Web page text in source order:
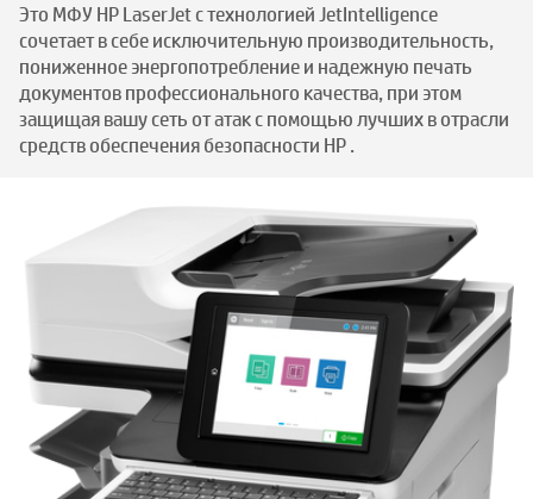
Это МФУ HP LaserJet с технологией JetIntelligence
сочетает в себе исключительную производительность,
пониженное энергопотребление и надежную печать
документов профессионального качества, при этом
защищая вашу сеть от атак с помощью лучших в отрасли
средств обеспечения безопасности HP .